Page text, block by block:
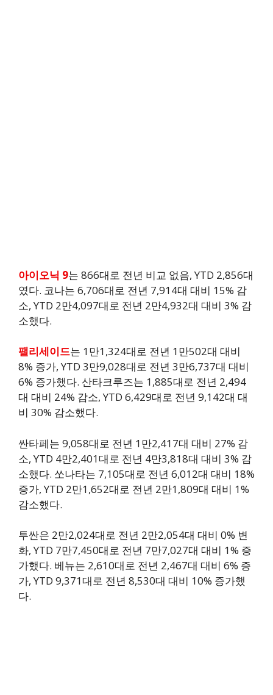
아이오닉 9는 866대로 전년 비교 없음, YTD 2,856대
였다. 코나는 6,706대로 전년 7,914대 대비 15% 감
소, YTD 2만4,097대로 전년 2만4,932대 대비 3% 감
소했다.
팰리세이드는 1만1,324대로 전년 1만502대 대비
8% 증가, YTD 3만9,028대로 전년 3만6,737대 대비
6% 증가했다. 산타크루즈는 1,885대로 전년 2,494
대 대비 24% 감소, YTD 6,429대로 전년 9,142대 대
비 30% 감소했다.
싼타페는 9,058대로 전년 1만2,417대 대비 27% 감
소, YTD 4만2,401대로 전년 4만3,818대 대비 3% 감
소했다. 쏘나타는 7,105대로 전년 6,012대 대비 18%
증가, YTD 2만1,652대로 전년 2만1,809대 대비 1%
감소했다.
투싼은 2만2,024대로 전년 2만2,054대 대비 0% 변
화, YTD 7만7,450대로 전년 7만7,027대 대비 1% 증
가했다. 베뉴는 2,610대로 전년 2,467대 대비 6% 증
가, YTD 9,371대로 전년 8,530대 대비 10% 증가했
다.